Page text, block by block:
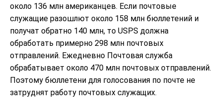
около 136 млн американцев. Если почтовые
служащие разошлют около 158 млн бюллетений и
получат обратно 140 млн, то USPS должна
обработать примерно 298 млн почтовых
отправлений. Ежедневно Почтовая служба
обрабатывает около 470 млн почтовых отправлений.
Поэтому бюллетени для голосования по почте не
затруднят работу почтовых служащих.